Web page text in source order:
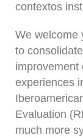
contextos
We welcome
to
improvement
experiences
Evaluation
much more